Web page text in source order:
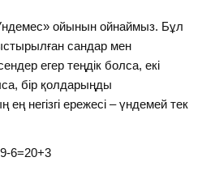
ойынын ойнаймыз. Бұл
сандар мен
егер теңдік болса, екі
бір қолдарыңды
негізгі ережесі – үндемей тек
6=20+3